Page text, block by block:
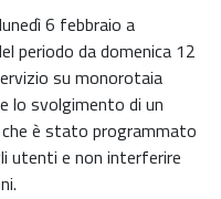
6 febbraio a
periodo da domenica 12
su monorotaia
lo svolgimento di un
è stato programmato
utenti e non interferire